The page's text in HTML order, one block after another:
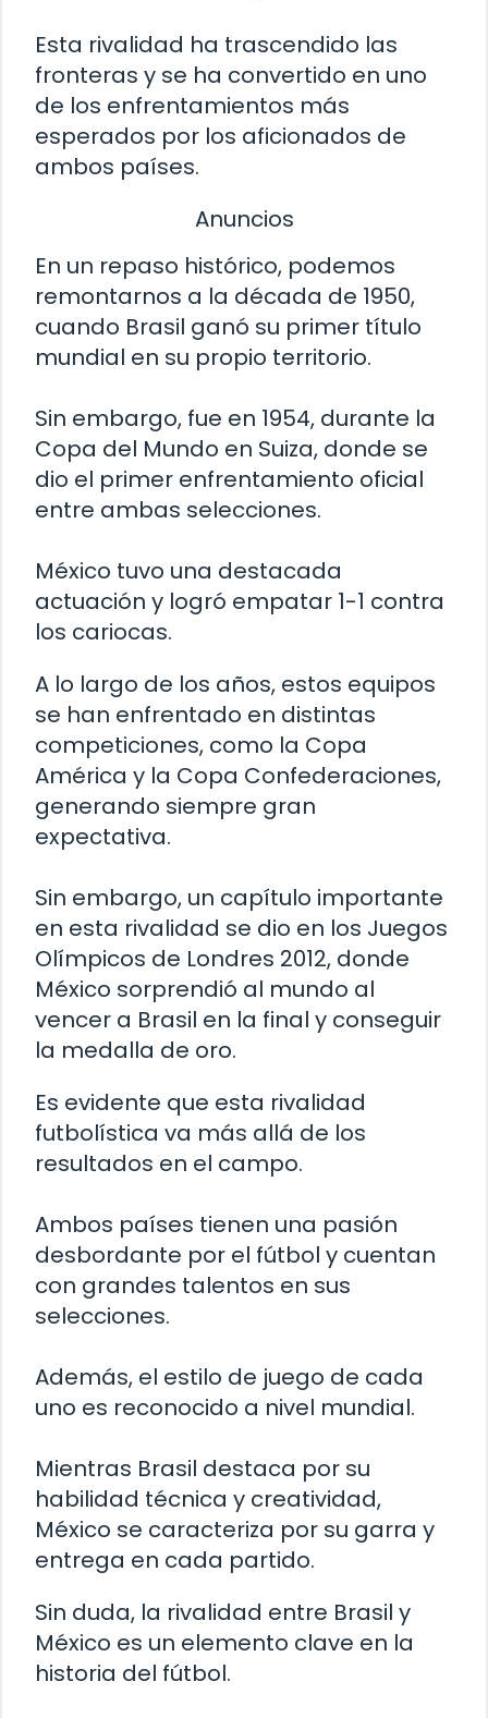
Esta rivalidad ha trascendido las
fronteras y se ha convertido en uno
de los enfrentamientos más
esperados por los aficionados de
ambos países.
Anuncios
En un repaso histórico, podemos
remontarnos a la década de 1950,
cuando Brasil ganó su primer título
mundial en su propio territorio.
Sin embargo, fue en 1954, durante la
Copa del Mundo en Suiza, donde se
dio el primer enfrentamiento oficial
entre ambas selecciones.
México tuvo una destacada
actuación y logró empatar 1-1 contra
los cariocas.
A lo largo de los años, estos equipos
se han enfrentado en distintas
competiciones, como la Copa
América y la Copa Confederaciones,
generando siempre gran
expectativa.
Sin embargo, un capítulo importante
en esta rivalidad se dio en los Juegos
Olímpicos de Londres 2012, donde
México sorprendió al mundo al
vencer a Brasil en la final y conseguir
la medalla de oro.
Es evidente que esta rivalidad
futbolística va más allá de los
resultados en el campo.
Ambos países tienen una pasión
desbordante por el fútbol y cuentan
con grandes talentos en sus
selecciones.
Además, el estilo de juego de cada
uno es reconocido a nivel mundial.
Mientras Brasil destaca por su
habilidad técnica y creatividad,
México se caracteriza por su garra y
entrega en cada partido.
Sin duda, la rivalidad entre Brasil y
México es un elemento clave en la
historia del fútbol.